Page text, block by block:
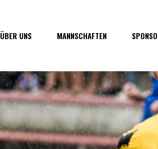
ÜBER UNS
Über uns
Vorstand
Geschichte
MANNSCHAFTEN
1. Mannschaft
1b-Mannschaft
Nachwuchs
Junkerau